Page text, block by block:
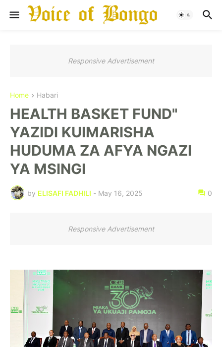
Responsive Advertisement
Home Habari
HEALTH BASKET FUND"
YAZIDI KUIMARISHA
HUDUMA ZA AFYA NGAZI
YA MSINGI
by ELISAFI FADHILI - May 16, 2025 0
Responsive Advertisement